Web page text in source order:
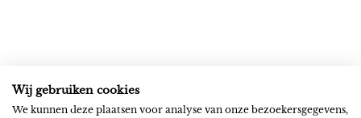
ROB RIEMEN SOCIAL
Wij gebruiken cookies
We kunnen deze plaatsen voor analyse van onze bezoekersgegevens,